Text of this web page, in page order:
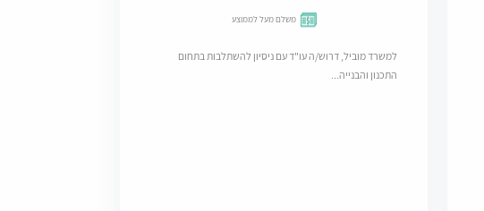
משלם מעל לממוצע
למשרד מוביל, דרוש/ה עו"ד עם ניסיון להשתלבות בתחום
התכנון והבנייה...